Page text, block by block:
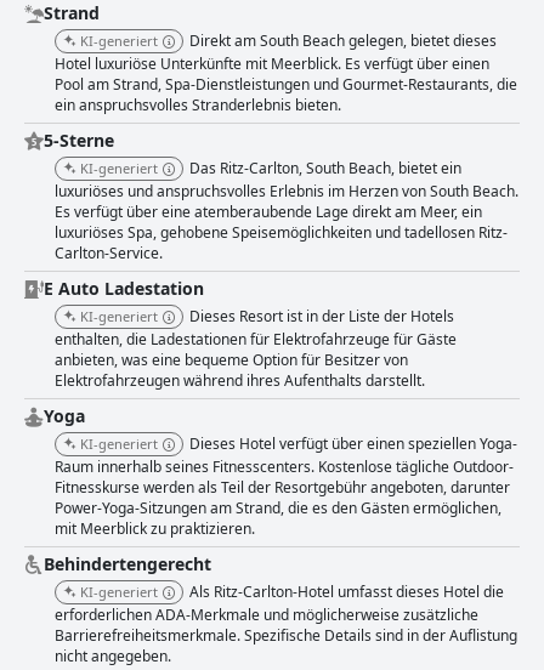
Strand
KI-generiert
Direkt am South Beach gelegen, bietet dieses
Hotel luxuriöse Unterkünfte mit Meerblick. Es verfügt über einen
Pool am Strand, Spa-Dienstleistungen und Gourmet-Restaurants, die
ein anspruchsvolles Stranderlebnis bieten.
5-Sterne
KI-generiert
Das Ritz-Carlton, South Beach, bietet ein
luxuriöses und anspruchsvolles Erlebnis im Herzen von South Beach.
Es verfügt über eine atemberaubende Lage direkt am Meer, ein
luxuriöses Spa, gehobene Speisemöglichkeiten und tadellosen Ritz-
Carlton-Service.
E Auto Ladestation
KI-generiert
Dieses Resort ist in der Liste der Hotels
enthalten, die Ladestationen für Elektrofahrzeuge für Gäste
anbieten, was eine bequeme Option für Besitzer von
Elektrofahrzeugen während ihres Aufenthalts darstellt.
Yoga
KI-generiert
Dieses Hotel verfügt über einen speziellen Yoga-
Raum innerhalb seines Fitnesscenters. Kostenlose tägliche Outdoor-
Fitnesskurse werden als Teil der Resortgebühr angeboten, darunter
Power-Yoga-Sitzungen am Strand, die es den Gästen ermöglichen,
mit Meerblick zu praktizieren.
Behindertengerecht
KI-generiert
Als Ritz-Carlton-Hotel umfasst dieses Hotel die
erforderlichen ADA-Merkmale und möglicherweise zusätzliche
Barrierefreiheitsmerkmale. Spezifische Details sind in der Auflistung
nicht angegeben.